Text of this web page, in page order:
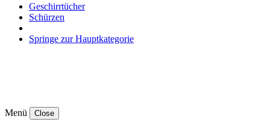
Geschirrtücher
Schürzen
Springe zur Hauptkategorie
Menü Close